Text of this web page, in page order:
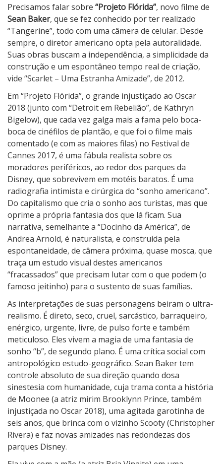
P
r
o
j
e
t
o
l
ó
r
i
d
a
Precisamos falar sobre “Projeto Flórida”, novo filme de
Sean Baker, que se fez conhecido por ter realizado
“Tangerine”, todo com uma câmera de celular. Desde
sempre, o diretor americano opta pela autoralidade.
Suas obras buscam a independência, a simplicidade da
construção e um espontâneo tempo real de criação,
vide “Scarlet – Uma Estranha Amizade”, de 2012.
Em “Projeto Flórida”, o grande injustiçado ao Oscar
2018 (junto com “Detroit em Rebelião”, de Kathryn
Bigelow), que cada vez galga mais a fama pelo boca-
boca de cinéfilos de plantão, e que foi o filme mais
comentado (e com as maiores filas) no Festival de
Cannes 2017, é uma fábula realista sobre os
moradores periféricos, ao redor dos parques da
Disney, que sobrevivem em motéis baratos. É uma
radiografia intimista e cirúrgica do “sonho americano”.
Do capitalismo que cria o sonho aos turistas, mas que
oprime a própria fantasia dos que lá ficam. Sua
narrativa, semelhante a “Docinho da América”, de
Andrea Arnold, é naturalista, e construída pela
espontaneidade, de câmera próxima, quase mosca, que
traça um estudo visual destes americanos
“fracassados” que precisam lutar com o que podem (o
famoso jeitinho) para o sustento de suas famílias.
As interpretações de suas personagens beiram o ultra-
realismo. É direto, seco, cruel, sarcástico, barraqueiro,
enérgico, urgente, livre, de pulso forte e também
meticuloso. Eles vivem a magia de uma fantasia de
sonho “b”, de segundo plano. É uma crítica social com
antropológico estudo-geográfico. Sean Baker tem
controle absoluto de sua direção quando dosa
sinestesia com humanidade, cuja trama conta a história
de Moonee (a atriz mirim Brooklynn Prince, também
injustiçada no Oscar 2018), uma agitada garotinha de
seis anos, que brinca com o vizinho Scooty (Christopher
Rivera) e faz novas amizades nas redondezas dos
parques Disney.